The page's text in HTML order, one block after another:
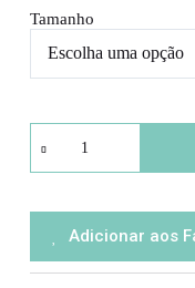
Tamanho
Quantidade
de
Sandália
Adicionar aos